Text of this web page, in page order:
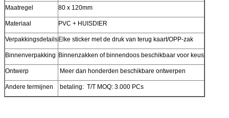
Maatregel 80 x 120mm
Materiaal PVC + HUISDIER
VerpakkingsdetailsElke sticker met de druk van terug kaart/OPP-zak
Binnenverpakking Binnenzakken of binnendoos beschikbaar voor keus
Ontwerp Meer dan honderden beschikbare ontwerpen
Andere termijnen betaling: T/T MOQ: 3.000 PCs